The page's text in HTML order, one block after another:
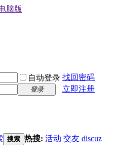
脑版
自动登录 找回密码
登录
立即注册
搜索 热搜: 活动 交友 discuz